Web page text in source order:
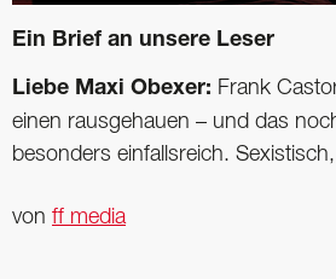
Ein Brief an unsere Leser
Liebe Maxi Obexer: Frank
einen rausgehauen – und das
besonders einfallsreich.
von ff media